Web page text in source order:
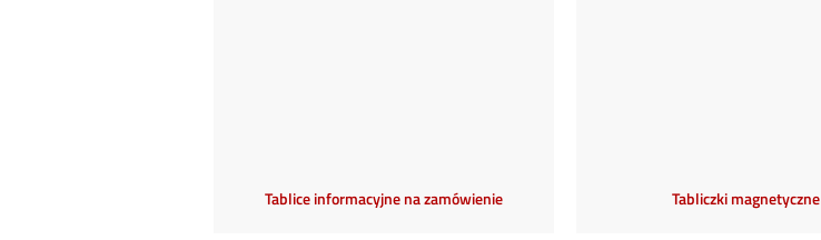
Tablice informacyjne na zamówienie Tabliczki magnetyczne